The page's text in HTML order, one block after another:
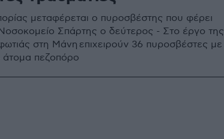
μεταφέρεται ο πυροσβέστης που φέρει
Σπάρτης ο δεύτερος - Στο έργο της
στη Μάνη επιχειρούν 36 πυροσβέστες με
άτομα πεζοπόρο